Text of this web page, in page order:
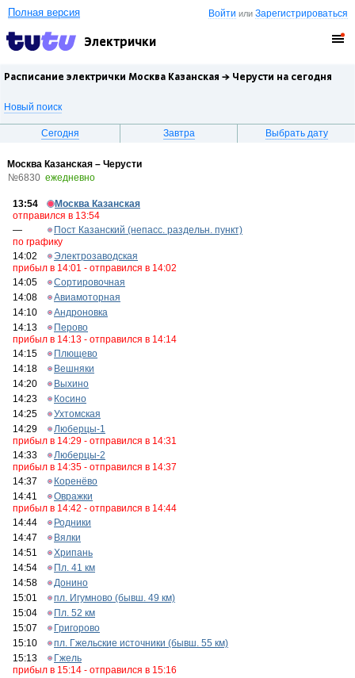
Войти илиЗарегистрироваться
Полная версия
Электрички
Расписание электрички Москва Казанская → Черусти на сегодня
Новый поиск
Сегодня Завтра Выбрать дату
Москва Казанская – Черусти
№6830 ежедневно
13:54
Москва Казанская
отправился в 13:54
—
Пост Казанский (непасс. раздельн. пункт)
по графику
14:02
Электрозаводская
прибыл в 14:01 - отправился в 14:02
14:05
Сортировочная
14:08
Авиамоторная
14:10
Андроновка
14:13
Перово
прибыл в 14:13 - отправился в 14:14
14:15
Плющево
14:18
Вешняки
14:20
Выхино
14:23
Косино
14:25
Ухтомская
14:29
Люберцы-1
прибыл в 14:29 - отправился в 14:31
14:33
Люберцы-2
прибыл в 14:35 - отправился в 14:37
14:37
Коренёво
14:41
Овражки
прибыл в 14:42 - отправился в 14:44
14:44
Родники
14:47
Вялки
14:51
Хрипань
14:54
Пл. 41 км
14:58
Донино
15:01
пл. Игумново (бывш. 49 км)
15:04
Пл. 52 км
15:07
Григорово
15:10
пл. Гжельские источники (бывш. 55 км)
15:13
Гжель
прибыл в 15:14 - отправился в 15:16